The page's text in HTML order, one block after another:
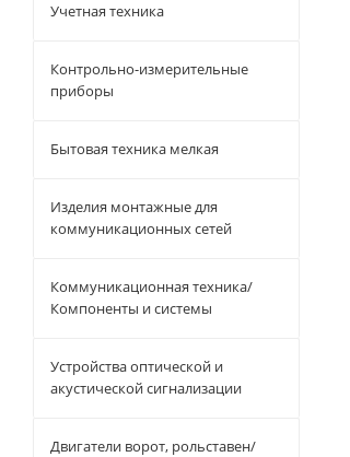
Учетная техника
Контрольно-измерительные
приборы
Бытовая техника мелкая
Изделия монтажные для
коммуникационных сетей
Коммуникационная техника/
Компоненты и системы
Устройства оптической и
акустической сигнализации
Двигатели ворот, рольставен/